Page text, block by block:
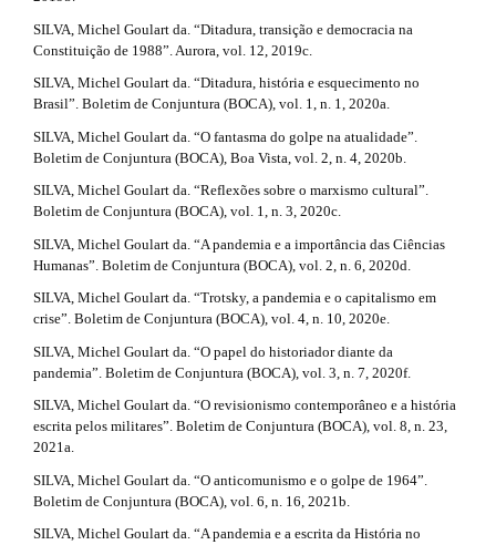
h
e
m
s
.
b
o
t
s
t
p
3
c
e
s
i
b
l
#
e
.
d
e
t
a
i
l
s
#
#
SILVA, Michel Goulart da. “Ditadura, transição e democracia na
Constituição de 1988”. Aurora, vol. 12, 2019c.
SILVA, Michel Goulart da. “Ditadura, história e esquecimento no
Brasil”. Boletim de Conjuntura (BOCA), vol. 1, n. 1, 2020a.
SILVA, Michel Goulart da. “O fantasma do golpe na atualidade”.
Boletim de Conjuntura (BOCA), Boa Vista, vol. 2, n. 4, 2020b.
SILVA, Michel Goulart da. “Reflexões sobre o marxismo cultural”.
Boletim de Conjuntura (BOCA), vol. 1, n. 3, 2020c.
SILVA, Michel Goulart da. “A pandemia e a importância das Ciências
Humanas”. Boletim de Conjuntura (BOCA), vol. 2, n. 6, 2020d.
SILVA, Michel Goulart da. “Trotsky, a pandemia e o capitalismo em
crise”. Boletim de Conjuntura (BOCA), vol. 4, n. 10, 2020e.
SILVA, Michel Goulart da. “O papel do historiador diante da
pandemia”. Boletim de Conjuntura (BOCA), vol. 3, n. 7, 2020f.
SILVA, Michel Goulart da. “O revisionismo contemporâneo e a história
escrita pelos militares”. Boletim de Conjuntura (BOCA), vol. 8, n. 23,
2021a.
SILVA, Michel Goulart da. “O anticomunismo e o golpe de 1964”.
Boletim de Conjuntura (BOCA), vol. 6, n. 16, 2021b.
SILVA, Michel Goulart da. “A pandemia e a escrita da História no